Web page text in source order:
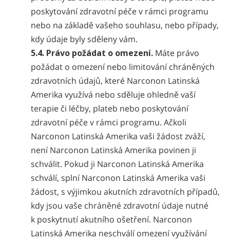
poskytování zdravotní péče v rámci programu
nebo na základě vašeho souhlasu, nebo případy,
kdy údaje byly sděleny vám.
5.4. Právo požádat o omezení. Máte právo
požádat o omezení nebo limitování chráněných
zdravotních údajů, které Narconon Latinská
Amerika využívá nebo sděluje ohledně vaší
terapie či léčby, plateb nebo poskytování
zdravotní péče v rámci programu. Ačkoli
Narconon Latinská Amerika vaši žádost zváží,
není Narconon Latinská Amerika povinen ji
schválit. Pokud ji Narconon Latinská Amerika
schválí, splní Narconon Latinská Amerika vaši
žádost, s výjimkou akutních zdravotních případů,
kdy jsou vaše chráněné zdravotní údaje nutné
k poskytnutí akutního ošetření. Narconon
Latinská Amerika neschválí omezení využívání